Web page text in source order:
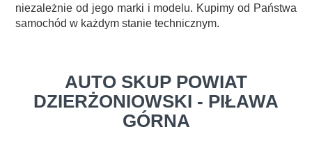
niezależnie od jego marki i modelu. Kupimy od Państwa
samochód w każdym stanie technicznym.
AUTO SKUP POWIAT
DZIERŻONIOWSKI - PIŁAWA
GÓRNA